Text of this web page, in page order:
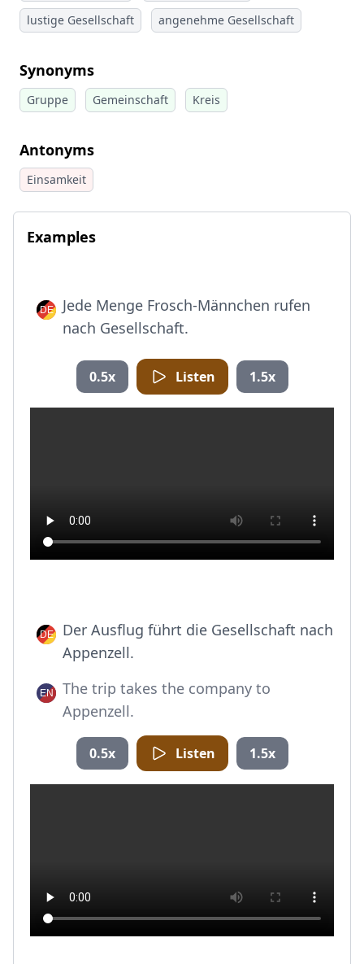
lustige Gesellschaft
angenehme Gesellschaft
Synonyms
Gruppe Gemeinschaft Kreis
Antonyms
Einsamkeit
Examples
Jede Menge Frosch-Männchen rufen
nach Gesellschaft.
0.5x Listen 1.5x
Der Ausflug führt die Gesellschaft nach
Appenzell.
The trip takes the company to
Appenzell.
0.5x Listen 1.5x